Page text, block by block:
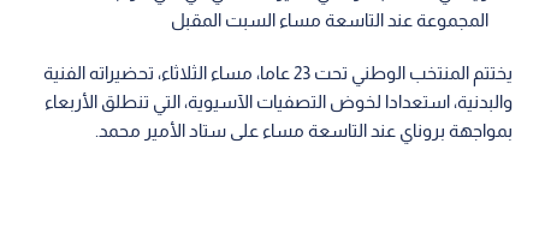
المجموعة عند التاسعة مساء السبت المقبل
يختتم المنتخب الوطني تحت 23 عاما، مساء الثلاثاء، تحضيراته الفنية
والبدنية، استعدادا لخوض التصفيات الآسيوية، التي تنطلق الأربعاء
بمواجهة بروناي عند التاسعة مساء على ستاد الأمير محمد.